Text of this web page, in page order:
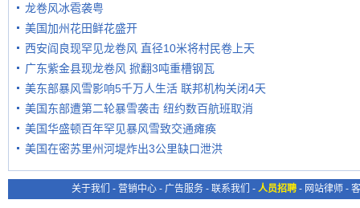
龙卷风冰雹袭粤
美国加州花田鲜花盛开
西安阎良现罕见龙卷风 直径10米将村民卷上天
广东紫金县现龙卷风 掀翻3吨重槽钢瓦
美东部暴风雪影响5千万人生活 联邦机构关闭4天
美国东部遭第二轮暴雪袭击 纽约数百航班取消
美国华盛顿百年罕见暴风雪致交通瘫痪
美国在密苏里州河堤炸出3公里缺口泄洪
关于我们 - 营销中心 - 广告服务 - 联系我们 - 人员招聘 - 网站律师 -